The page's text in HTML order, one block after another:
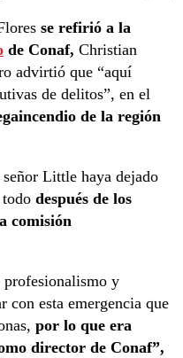
se refirió a la
de Conaf, Christian
advirtió que “aquí
de delitos”, en el
de la región
Little haya dejado
después de los
comisión
profesionalismo y
con esta emergencia que
por lo que era
director de Conaf”,